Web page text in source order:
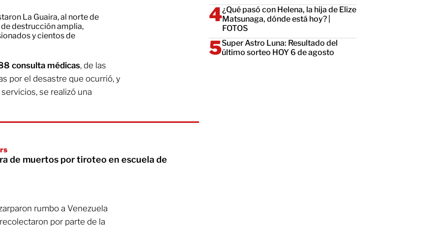
La Guaira, al norte de
de destrucción amplia,
y cientos de
consulta médicas, de las
por el desastre que ocurrió, y
se realizó una
de muertos por tiroteo en escuela de
rumbo a Venezuela
por parte de la
¿Qué pasó con Helena, la hija de Elize
Matsunaga, dónde está hoy? |
FOTOS
Super Astro Luna: Resultado del
último sorteo HOY 6 de agosto